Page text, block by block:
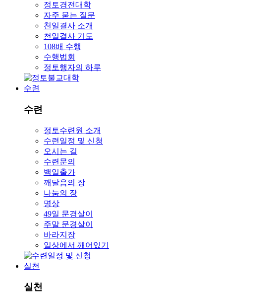
정토경전대학
자주 묻는 질문
천일결사 소개
천일결사 기도
108배 수행
수행법회
정토행자의 하루
수련
수련
정토수련원 소개
수련일정 및 신청
오시는 길
수련문의
백일출가
깨달음의 장
나눔의 장
명상
49일 문경살이
주말 문경살이
바라지장
일상에서 깨어있기
실천
실천